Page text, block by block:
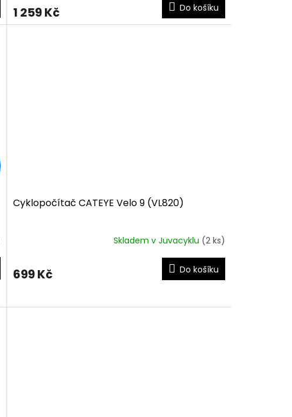
1 259 Kč Do košíku
Cyklopočítač CATEYE Velo 9 (VL820)
Skladem v Juvacyklu (2 ks)
699 Kč Do košíku